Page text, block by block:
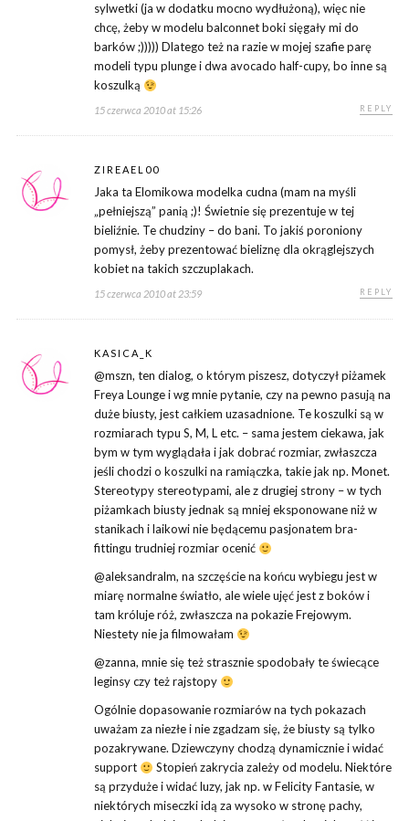
sylwetki (ja w dodatku mocno wydłużoną), więc nie
chcę, żeby w modelu balconnet boki sięgały mi do
barków ;))))) Dlatego też na razie w mojej szafie parę
modeli typu plunge i dwa avocado half-cupy, bo inne są
koszulką
15 czerwca 2010 at 15:26 REPLY
ZIREAEL00
Jaka ta Elomikowa modelka cudna (mam na myśli
„pełniejszą” panią ;)! Świetnie się prezentuje w tej
bieliźnie. Te chudziny – do bani. To jakiś poroniony
pomysł, żeby prezentować bieliznę dla okrąglejszych
kobiet na takich szczuplakach.
15 czerwca 2010 at 23:59 REPLY
KASICA_K
@mszn, ten dialog, o którym piszesz, dotyczył piżamek
Freya Lounge i wg mnie pytanie, czy na pewno pasują na
duże biusty, jest całkiem uzasadnione. Te koszulki są w
rozmiarach typu S, M, L etc. – sama jestem ciekawa, jak
bym w tym wyglądała i jak dobrać rozmiar, zwłaszcza
jeśli chodzi o koszulki na ramiączka, takie jak np. Monet.
Stereotypy stereotypami, ale z drugiej strony – w tych
piżamkach biusty jednak są mniej eksponowane niż w
stanikach i laikowi nie będącemu pasjonatem bra-
fittingu trudniej rozmiar ocenić
@aleksandralm, na szczęście na końcu wybiegu jest w
miarę normalne światło, ale wiele ujęć jest z boków i
tam króluje róż, zwłaszcza na pokazie Frejowym.
Niestety nie ja filmowałam
@zanna, mnie się też strasznie spodobały te świecące
leginsy czy też rajstopy
Ogólnie dopasowanie rozmiarów na tych pokazach
uważam za niezłe i nie zgadzam się, że biusty są tylko
pozakrywane. Dziewczyny chodzą dynamicznie i widać
support
Stopień zakrycia zależy od modelu. Niektóre
są przyduże i widać luzy, jak np. w Felicity Fantasie, w
niektórych miseczki idą za wysoko w stronę pachy,